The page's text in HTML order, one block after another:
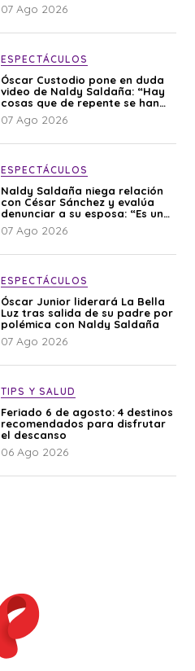
07 Ago 2026
ESPECTÁCULOS
Óscar Custodio pone en duda
video de Naldy Saldaña: “Hay
cosas que de repente se han
editado”
07 Ago 2026
ESPECTÁCULOS
Naldy Saldaña niega relación
con César Sánchez y evalúa
denunciar a su esposa: “Es una
difamación”
07 Ago 2026
ESPECTÁCULOS
Óscar Junior liderará La Bella
Luz tras salida de su padre por
polémica con Naldy Saldaña
07 Ago 2026
TIPS Y SALUD
Feriado 6 de agosto: 4 destinos
recomendados para disfrutar
el descanso
06 Ago 2026